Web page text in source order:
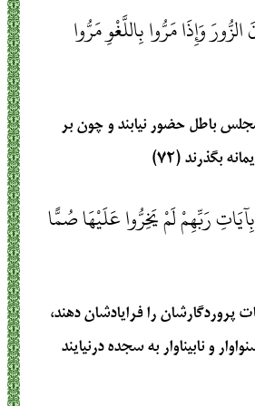
وَإِذَا مَرُّوا بِاللَّغْوِ مَرُّوا
باطل حضور نيابند و چون بر
بگذرند (۷۲)
رَبِّهِمْ لَمْ يَخِرُّوا عَلَيْهَا صُمًّا
پروردگارشان را فرايادشان دهند،
و نابيناوار به سجده درنيايند